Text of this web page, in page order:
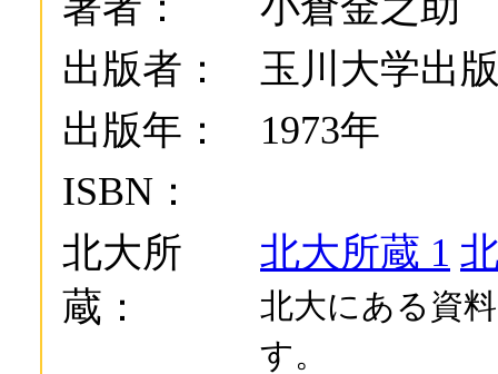
出版者：
玉川大学出
出版年：
1973年
ISBN：
北大所
蔵：
北大所蔵 1
北大にある資
す。